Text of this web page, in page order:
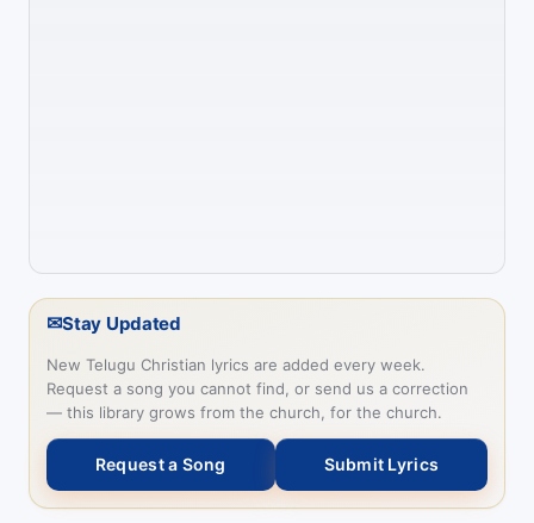
✉Stay Updated
New Telugu Christian lyrics are added every week.
Request a song you cannot find, or send us a correction
— this library grows from the church, for the church.
Request a Song Submit Lyrics